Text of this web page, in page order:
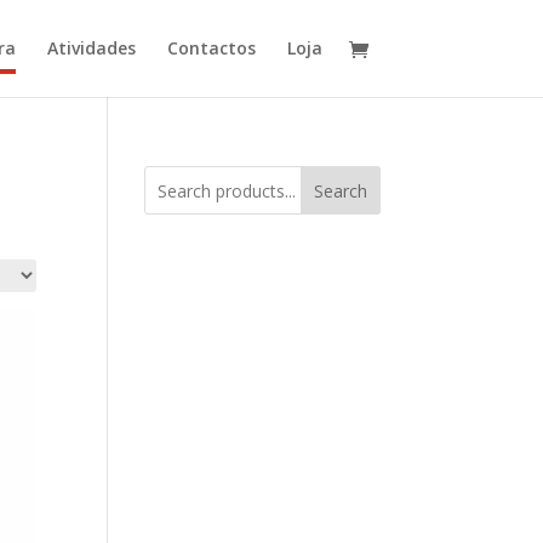
Atividades Contactos Loja
Search